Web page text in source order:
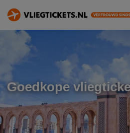
Goedkope